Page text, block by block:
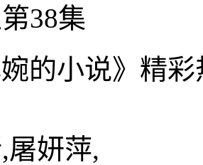
38集
婉的小说》精
屠妍萍,